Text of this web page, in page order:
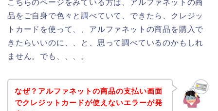
こちらのページをみている方は、アルファネットの商
品をご自身で色々と調べていて、できたら、クレジッ
トカードを使って、、アルファネットの商品を購入で
きたらいいのに、、と、思って調べているのかもしれ
ません。でも、、、。
なぜ？アルファネットの商品の支払い画面
でクレジットカードが使えないエラーが発